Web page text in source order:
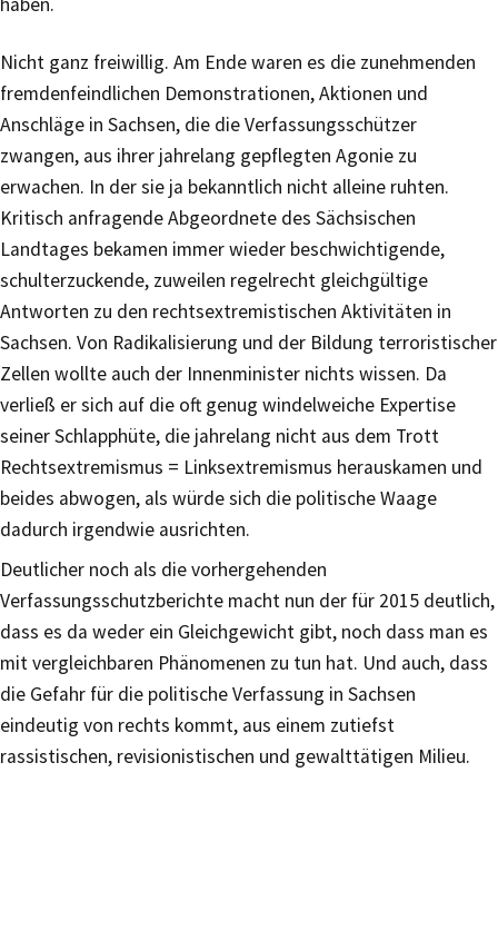
Nicht ganz freiwillig. Am Ende waren es die zunehmenden
fremdenfeindlichen Demonstrationen, Aktionen und
Anschläge in Sachsen, die die Verfassungsschützer
zwangen, aus ihrer jahrelang gepflegten Agonie zu
erwachen. In der sie ja bekanntlich nicht alleine ruhten.
Kritisch anfragende Abgeordnete des Sächsischen
Landtages bekamen immer wieder beschwichtigende,
schulterzuckende, zuweilen regelrecht gleichgültige
Antworten zu den rechtsextremistischen Aktivitäten in
Sachsen. Von Radikalisierung und der Bildung terroristischer
Zellen wollte auch der Innenminister nichts wissen. Da
verließ er sich auf die oft genug windelweiche Expertise
seiner Schlapphüte, die jahrelang nicht aus dem Trott
Rechtsextremismus = Linksextremismus herauskamen und
beides abwogen, als würde sich die politische Waage
dadurch irgendwie ausrichten.
Deutlicher noch als die vorhergehenden
Verfassungsschutzberichte macht nun der für 2015 deutlich,
dass es da weder ein Gleichgewicht gibt, noch dass man es
mit vergleichbaren Phänomenen zu tun hat. Und auch, dass
die Gefahr für die politische Verfassung in Sachsen
eindeutig von rechts kommt, aus einem zutiefst
rassistischen, revisionistischen und gewalttätigen Milieu.